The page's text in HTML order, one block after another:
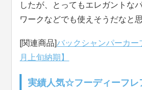
したが、とってもエレガントな
ワークなどでも使えそうだなと
[関連商品]バックシャンパーカー
月上旬納期】
実績人気☆フーディーフレ